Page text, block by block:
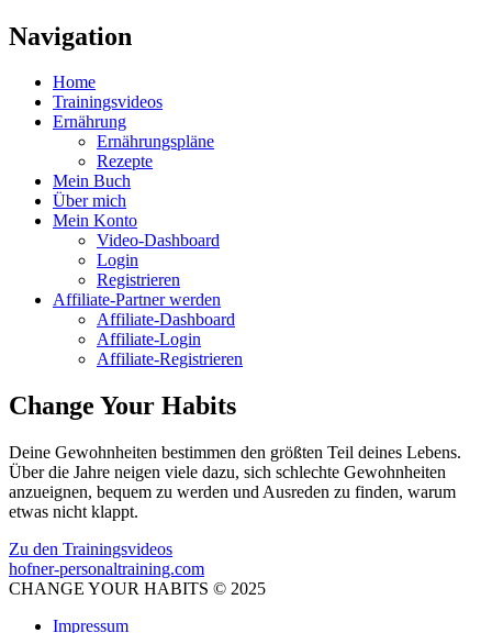
Navigation
Home
Trainingsvideos
Ernährung
Ernährungspläne
Rezepte
Mein Buch
Über mich
Mein Konto
Video-Dashboard
Login
Registrieren
Affiliate-Partner werden
Affiliate-Dashboard
Affiliate-Login
Affiliate-Registrieren
Change Your Habits
Deine Gewohnheiten bestimmen den größten Teil deines Lebens.
Über die Jahre neigen viele dazu, sich schlechte Gewohnheiten
anzueignen, bequem zu werden und Ausreden zu finden, warum
etwas nicht klappt.
Zu den Trainingsvideos
hofner-personaltraining.com
CHANGE YOUR HABITS © 2025
Impressum